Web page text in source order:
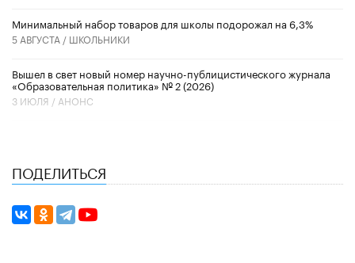
Минимальный набор товаров для школы подорожал на 6,3%
5 АВГУСТА / ШКОЛЬНИКИ
Вышел в свет новый номер научно-публицистического журнала
«Образовательная политика» № 2 (2026)
3 ИЮЛЯ / АНОНС
ПОДЕЛИТЬСЯ